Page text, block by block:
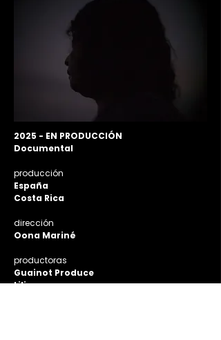
2025 - EN PRODUCCIÓN
Documental
producción
España
Costa Rica
dirección
Oona Mariné
productoras
Guainot Produce​
Lilicar